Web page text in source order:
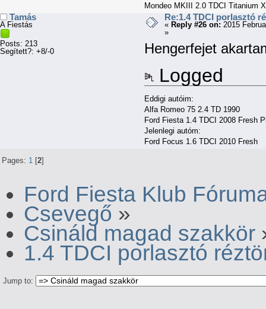
Mondeo MKIII 2.0 TDCI Titanium
Tamás
A Fiestás
Posts: 213
Segített?: +8/-0
Re:1.4 TDCI porlasztó
« Reply #26 on: 2015
»
Hengerfejet
Logged
Eddigi autóim:
Alfa Romeo 75 2.4 TD 1990
Ford Fiesta 1.4 TDCI 2008 Fresh
Jelenlegi autóm:
Ford Focus 1.6 TDCI 2010 Fresh
Pages: 1 [2]
Ford Fiesta Klub
Csevegő »
Csináld magad szakkör
1.4 TDCI porlasztó
Jump to: